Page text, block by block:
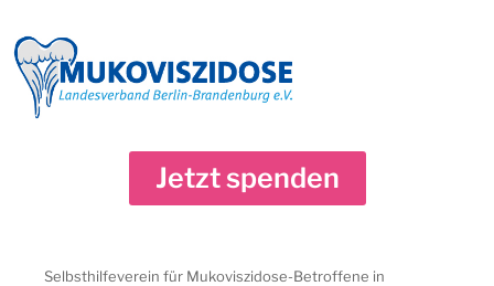
Inhalt
springen
Jetzt spenden
Selbsthilfeverein für Mukoviszidose-Betroffene in